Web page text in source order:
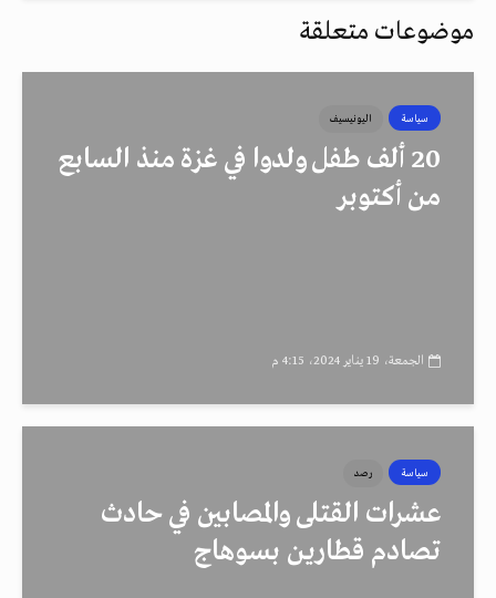
موضوعات متعلقة
سياسة اليونيسيف
20 ألف طفل ولدوا في غزة منذ السابع
من أكتوبر
الجمعة، 19 يناير 2024، 4:15 م
سياسة رصد
عشرات القتلى والمصابين في حادث
تصادم قطارين بسوهاج